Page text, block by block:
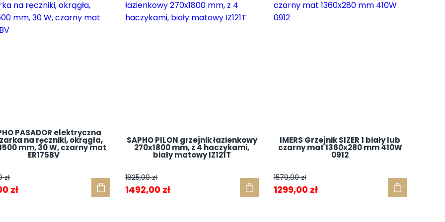
PASADOR elektryczna
na ręczniki, okrągła,
mm, 30 W, czarny mat
ER175BV
zł
złAktualna
SAPHO PILON grzejnik łazienkowy
270x1800 mm, z 4 haczykami,
biały matowy IZ121T
1825,00zł
Pierwotna
1492,00 złAktualna
IMERS Grzejnik SIZER 1 biały lub
czarny mat 1360x280 mm 410W
0912
1579,00zł
Pierwotna
1299,00 złAktualna